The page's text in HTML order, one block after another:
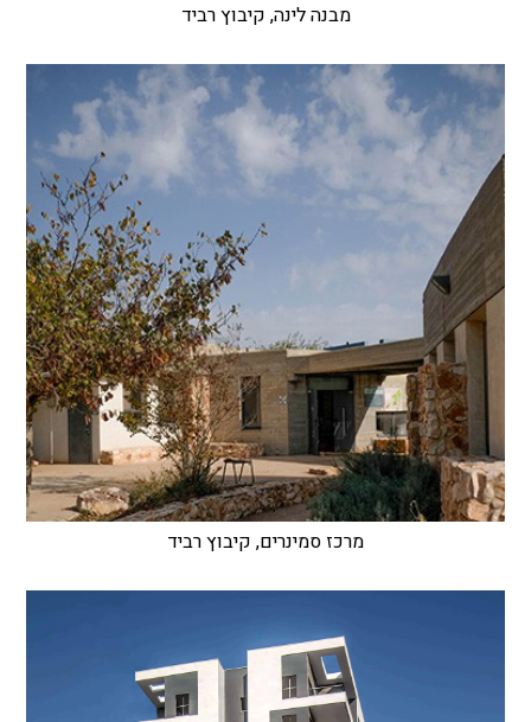
מבנה לינה, קיבוץ רביד
מרכז סמינרים, קיבוץ רביד